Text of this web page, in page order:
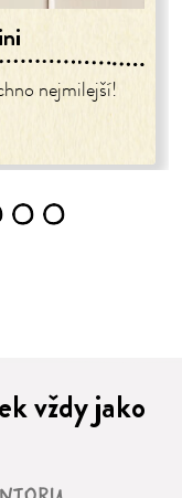
nejmilejší!
7 8
vždy jako